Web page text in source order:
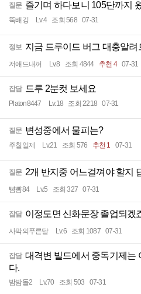
질문 즐기며 하다보니 105단까지
뚝배깅 Lv.4 조회 568 07-31
정보 지금 드루이드 버그 대충알려
저애드내꺼 Lv.8 조회 4844 추천 4 07-31
잡담 드루 2분컷 보세요
Platon8447 Lv.18 조회 2218 07-31
질문 변성중에서 물피는?
주칠일제 Lv.21 조회 576 추천 1 07-31
질문 2개 반지중 어느걸껴야 할지
뺨뺨84 Lv.5 조회 327 07-31
잡담 이정도면 신화문장 졸업되겠
사막의푸른달 Lv.6 조회 1087 07-31
잡담 대격변 빌드에서 중독기제는
다.
밤밤돌2 Lv.70 조회 503 07-31